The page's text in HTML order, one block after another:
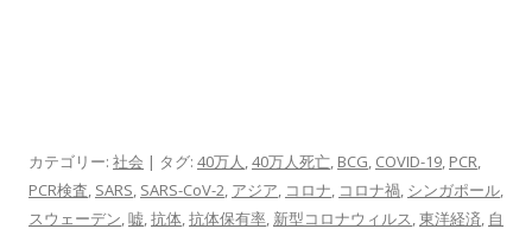
カテゴリー: 社会 | タグ: 40万人 40万人死亡 BCG COVID-19 PCR
PCR検査 SARS SARS-CoV-2 アジア コロナ コロナ禍 シンガポール
スウェーデン 嘘 抗体 抗体保有率 新型コロナウィルス 東洋経済 自